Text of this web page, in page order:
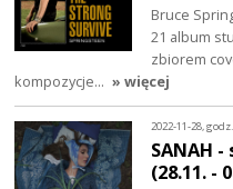
Bruce
21 album
zbiorem
kompozycje… » więcej
2022-11-28,
SANAH
(28.11. -